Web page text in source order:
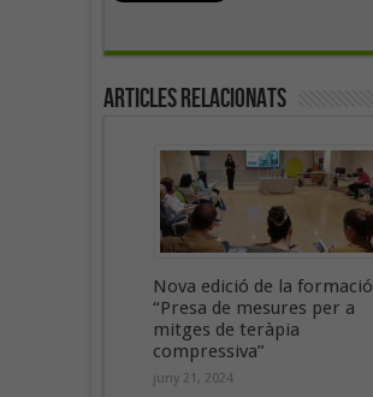
Articles Relacionats
Nova edició de la formació
“Presa de mesures per a
mitges de teràpia
compressiva”
juny 21, 2024